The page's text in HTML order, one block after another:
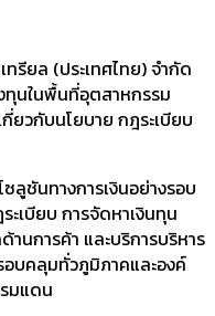
รียล (ประเทศไทย) จำกัด
ทุนในพื้นที่อุตสาหกรรม
ยวกับนโยบาย กฎระเบียบ
ซลูชันทางการเงินอย่างรอบ
เบียบ การจัดหาเงินทุน
านการค้า และบริการบริหาร
อบคลุมทั่วภูมิภาคและองค์
มแดน